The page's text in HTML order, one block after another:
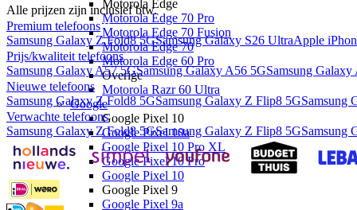
Motorola Edge
Motorola Edge 70 Pro
Motorola Edge 70 Fusion
Motorola Edge 70
Motorola Edge 60 Pro
Overige
Motorola Razr 60 Ultra
Google
Google Pixel 10
Google Pixel 10a
Google Pixel 10 Pro XL
Google Pixel 10 Pro
Google Pixel 10
Google Pixel 9
Google Pixel 9a
Alle prijzen zijn inclusief btw.
Premium telefoons
Samsung Galaxy Z Fold8 5GSamsung Galaxy S26 UltraApple
Prijs/kwaliteit telefoons
Samsung Galaxy A57 5GSamsung Galaxy A56 5GSamsung Galaxy
Nieuwe telefoons
Samsung Galaxy Z Fold8 5GSamsung Galaxy Z Flip8 5GSamsung
Verwachte telefoons
Samsung Galaxy Z Fold8 5GSamsung Galaxy Z Flip8 5GSamsung